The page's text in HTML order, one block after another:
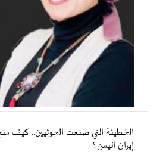
الخطيئة التي صنعت الحوثيين.. كيف
إيران اليمن؟